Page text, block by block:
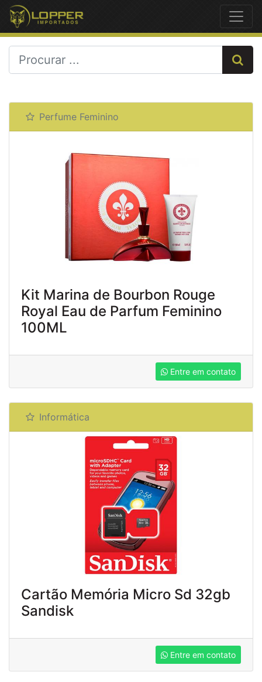
Perfume Feminino
Kit Marina de Bourbon Rouge
Royal Eau de Parfum Feminino
100ML
Entre em contato
Informática
Cartão Memória Micro Sd 32gb
Sandisk
Entre em contato